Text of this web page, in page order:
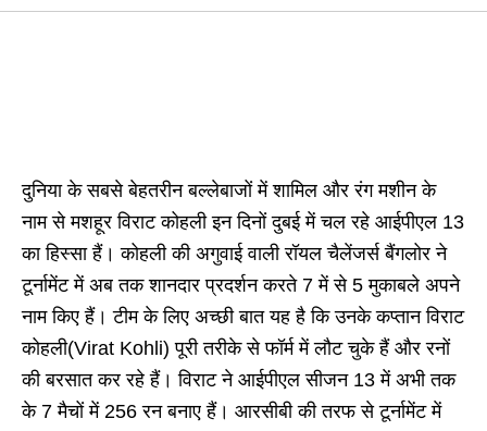
दुनिया के सबसे बेहतरीन बल्लेबाजों में शामिल और रंग मशीन के
नाम से मशहूर विराट कोहली इन दिनों दुबई में चल रहे आईपीएल 13
का हिस्सा हैं। कोहली की अगुवाई वाली रॉयल चैलेंजर्स बैंगलोर ने
टूर्नामेंट में अब तक शानदार प्रदर्शन करते 7 में से 5 मुकाबले अपने
नाम किए हैं। टीम के लिए अच्छी बात यह है कि उनके कप्तान विराट
कोहली(Virat Kohli) पूरी तरीके से फॉर्म में लौट चुके हैं और रनों
की बरसात कर रहे हैं। विराट ने आईपीएल सीजन 13 में अभी तक
के 7 मैचों में 256 रन बनाए हैं। आरसीबी की तरफ से टूर्नामेंट में